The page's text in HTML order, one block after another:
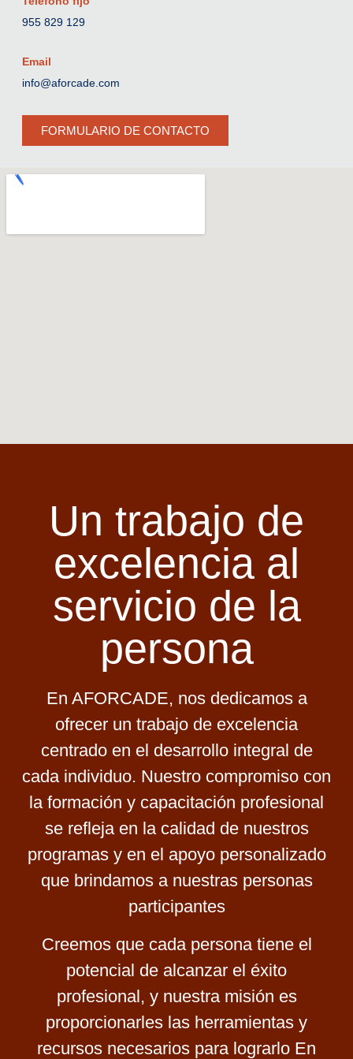
955 829 129
Email
info@aforcade.com
FORMULARIO DE CONTACTO
Un trabajo de
excelencia al
servicio de la
persona
En AFORCADE, nos dedicamos a
ofrecer un trabajo de excelencia
centrado en el desarrollo integral de
cada individuo. Nuestro compromiso con
la formación y capacitación profesional
se refleja en la calidad de nuestros
programas y en el apoyo personalizado
que brindamos a nuestras personas
participantes
Creemos que cada persona tiene el
potencial de alcanzar el éxito
profesional, y nuestra misión es
proporcionarles las herramientas y
recursos necesarios para lograrlo En